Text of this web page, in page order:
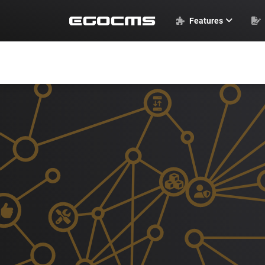
Features
Standardmodule
Weitere Module